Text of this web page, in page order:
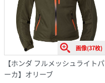
画像(37枚)
【ホンダ フルメッシュライトパ
ーカ】オリーブ